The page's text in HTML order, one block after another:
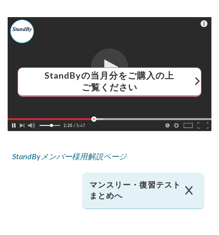
StandByの当月分をご購入の上
ご覧ください
StandByメンバー様用解説ページ
マンスリー・復習テスト
まとめへ